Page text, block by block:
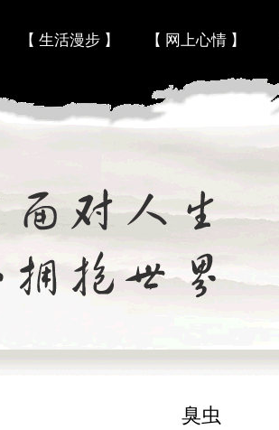
【 生活漫步 】 【 网上心情 】
臭虫